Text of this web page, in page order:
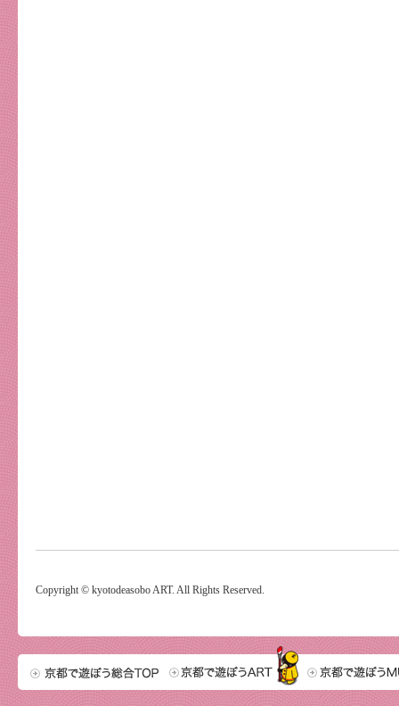
Copyright © kyotodeasobo ART. All Rights Reserved.